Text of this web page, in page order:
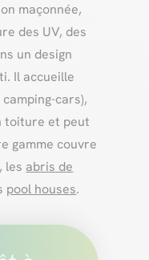
maçonnée,
des UV, des
un design
Il accueille
cars),
toiture et peut
gamme couvre
, les abris de
pool houses.